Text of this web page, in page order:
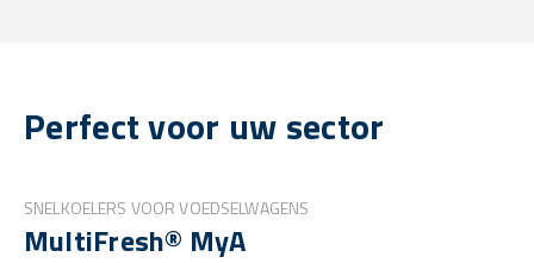
Perfect voor uw sector
SNELKOELERS VOOR VOEDSELWAGENS
MultiFresh® MyA